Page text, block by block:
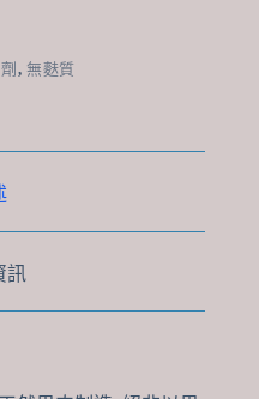
, 無麩質
訊